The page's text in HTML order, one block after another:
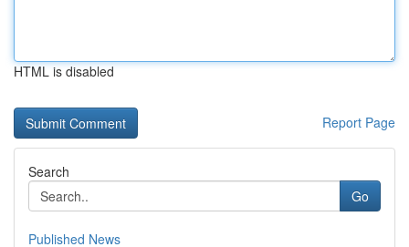
HTML is disabled
Report Page
Search
Go
Published News